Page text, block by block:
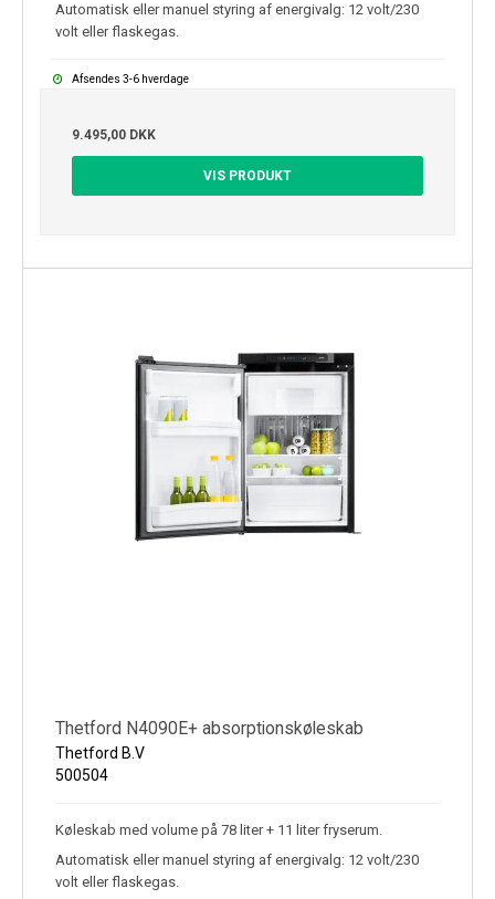
Automatisk eller manuel styring af energivalg: 12 volt/230
volt eller flaskegas.
Afsendes 3-6 hverdage
9.495,00 DKK
VIS PRODUKT
Thetford N4090E+ absorptionskøleskab
Thetford B.V
500504
Køleskab med volume på 78 liter + 11 liter fryserum.
Automatisk eller manuel styring af energivalg: 12 volt/230
volt eller flaskegas.